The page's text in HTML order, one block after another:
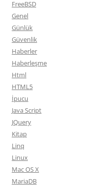
FreeBSD
Genel
Günlük
Güvenlik
Haberler
Haberleşme
Html
HTML5
İpucu
Java Script
JQuery
Kitap
Linq
Linux
Mac OS X
MariaDB